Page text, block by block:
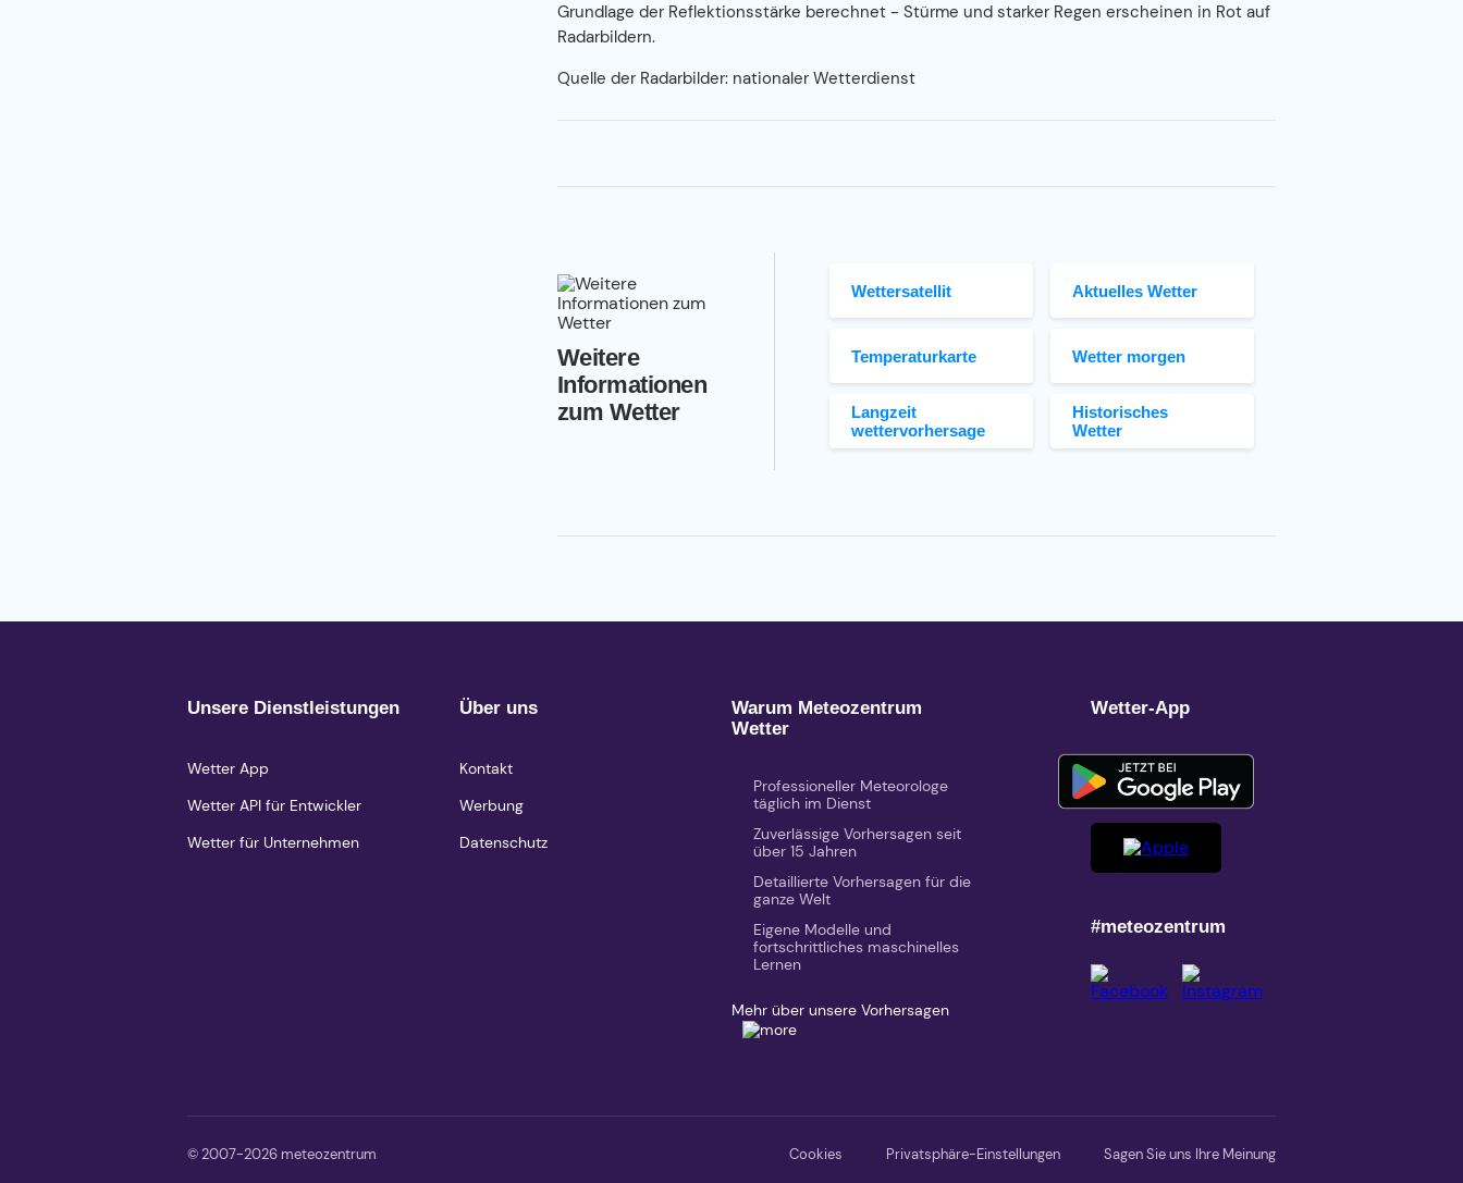
Grundlage der Reflektionsstärke berechnet - Stürme und starker Regen erscheinen in Rot auf
Radarbildern.
Quelle der Radarbilder: nationaler Wetterdienst
Weitere
Informationen
zum Wetter
Wettersatellit
Temperaturkarte
Langzeit
wettervorhersage
Aktuelles Wetter
Wetter morgen
Historisches
Wetter
Unsere Dienstleistungen
Wetter App
Wetter API für Entwickler
Wetter für Unternehmen
Über uns
Kontakt
Werbung
Datenschutz
Warum Meteozentrum
Wetter
Professioneller Meteorologe
täglich im Dienst
Zuverlässige Vorhersagen seit
über 15 Jahren
Detaillierte Vorhersagen für die
ganze Welt
Eigene Modelle und
fortschrittliches maschinelles
Lernen
Mehr über unsere Vorhersagen
Wetter-App
#meteozentrum
© 2007-2026 meteozentrum Cookies Privatsphäre-Einstellungen Sagen Sie uns Ihre Meinung